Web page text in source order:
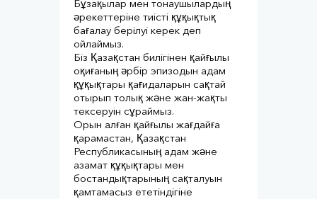
Бұзақылар мен тонаушылардың
әрекеттеріне тиісті құқықтық
бағалау берілуі керек деп
ойлаймыз.⠀
Біз Қазақстан билігінен қайғылы
оқиғаның әрбір эпизодын адам
құқықтары қағидаларын сақтай
отырып толық және жан-жақты
тексеруін сұраймыз.⠀
Орын алған қайғылы жағдайға
қарамастан, Қазақстан
Республикасының адам және
азамат құқықтары мен
бостандықтарының сақталуын
қамтамасыз ететіндігіне